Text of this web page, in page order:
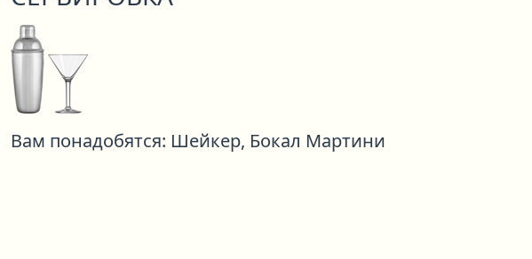
Вам понадобятся: Шейкер, Бокал Мартини